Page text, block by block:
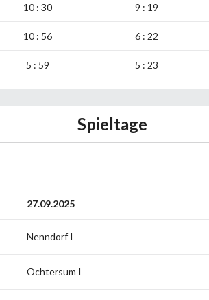
10 : 30 9 : 19
10 : 56 6 : 22
5 : 59 5 : 23
Spieltage
27.09.2025
Nenndorf I
Ochtersum I